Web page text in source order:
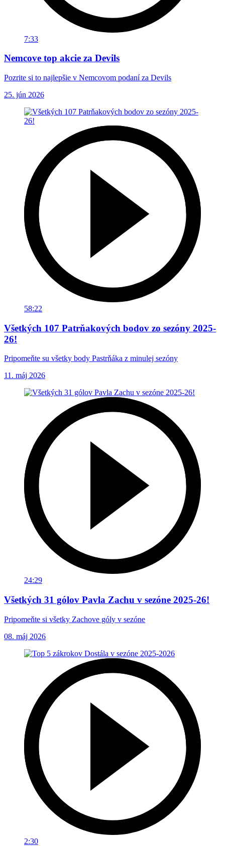
7:33
Nemcove top akcie za Devils
Pozrite si to najlepšie v Nemcovom podaní za Devils
25. jún 2026
58:22
Všetkých 107 Patrňakových bodov zo sezóny 2025-
26!
Pripomeňte su všetky body Pastrňáka z minulej sezóny
11. máj 2026
24:29
Všetkých 31 gólov Pavla Zachu v sezóne 2025-26!
Pripomeňte si všetky Zachove góly v sezóne
08. máj 2026
2:30